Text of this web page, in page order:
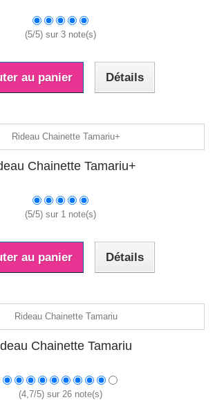
(5/5) sur 3note(s)
au panier Détails
Chainette Tamariu+
(5/5) sur 1 note(s)
au panier Détails
Chainette Tamariu
(4,7/5) sur 26note(s)